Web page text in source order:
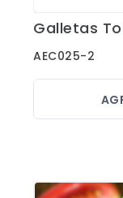
Galletas
AEC025-2